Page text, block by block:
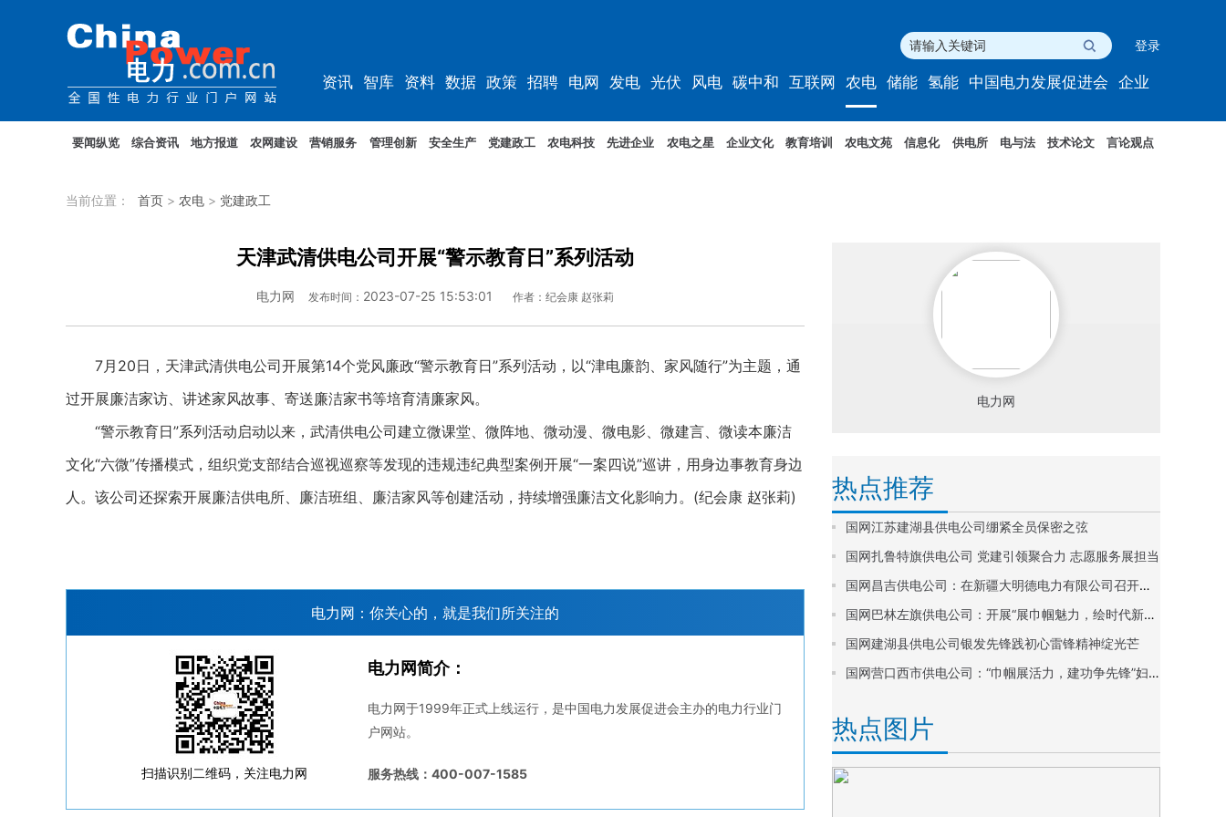
登录
资讯 智库 资料 数据 政策 招聘 电网 发电 光伏 风电 碳中和 互联网 农电 储能 氢能 中国电力发展促进会 企业
要闻纵览 综合资讯 地方报道 农网建设 营销服务 管理创新 安全生产 党建政工 农电科技 先进企业 农电之星 企业文化 教育培训 农电文苑 信息化 供电所 电与法 技术论文 言论观点
当前位置： 首页 > 农电 > 党建政工
天津武清供电公司开展“警示教育日”系列活动
电力网 发布时间： 2023-07-25 15:53:01 作者：纪会康 赵张莉
7月20日，天津武清供电公司开展第14个党风廉政“警示教育日”系列活动，以“津电廉韵、家风随行”为主题，通
过开展廉洁家访、讲述家风故事、寄送廉洁家书等培育清廉家风。
“警示教育日”系列活动启动以来，武清供电公司建立微课堂、微阵地、微动漫、微电影、微建言、微读本廉洁
文化“六微”传播模式，组织党支部结合巡视巡察等发现的违规违纪典型案例开展“一案四说”巡讲，用身边事教育身边
人。该公司还探索开展廉洁供电所、廉洁班组、廉洁家风等创建活动，持续增强廉洁文化影响力。(纪会康 赵张莉)
电力网：你关心的，就是我们所关注的
扫描识别二维码，关注电力网
电力网简介：
电力网于1999年正式上线运行，是中国电力发展促进会主办的电力行业门
户网站。
服务热线：400-007-1585
电力网
热点推荐
国网江苏建湖县供电公司绷紧全员保密之弦
国网扎鲁特旗供电公司 党建引领聚合力 志愿服务展担当
国网昌吉供电公司：在新疆大明德电力有限公司召开专题警示教育会
国网巴林左旗供电公司：开展“展巾帼魅力，绘时代新篇”主题系列活动
国网建湖县供电公司银发先锋践初心雷锋精神绽光芒
国网营口西市供电公司：“巾帼展活力，建功争先锋”妇女节做蛋糕活动
热点图片